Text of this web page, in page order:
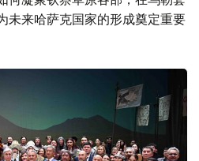
未来哈萨克国家的形成奠定重要